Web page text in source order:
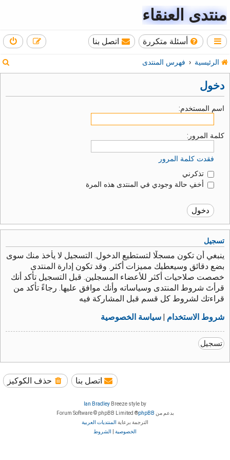
منتدى العنقاء
أسئلة متكررة اتصل بنا
الرئيسية فهرس المنتدى
دخول
اسم المستخدم:
كلمة المرور:
فقدت كلمة المرور
تذكرني
أخفِ حالة وجودي في المنتدى هذه المرة
تسجيل
ينبغي أن تكون مسجلًا لتستطيع الدخول. التسجيل لا يأخذ منك سوى
بضع دقائق وسيعطيك مميزات أكثر. وقد تكون إدارة المنتدى
خصصت صلاحيات أكثر للأعضاء المسجلين. قبل التسجيل تأكد أنك
قرأتَ شروط المنتدى وسياساته وأنك موافق عليها. رجاءً تأكد من
قراءتك لشروط كل قسم قبل المشاركة فيه
شروط الاستخدام سياسة الخصوصية
تسجيل
حذف الكوكيز اتصل بنا
Breeze style by
Ian Bradley
بدعم من phpBB
® Forum Software © phpBB Limited
الترجمة برعاية المنتديات العربية
الخصوصية
الشروط